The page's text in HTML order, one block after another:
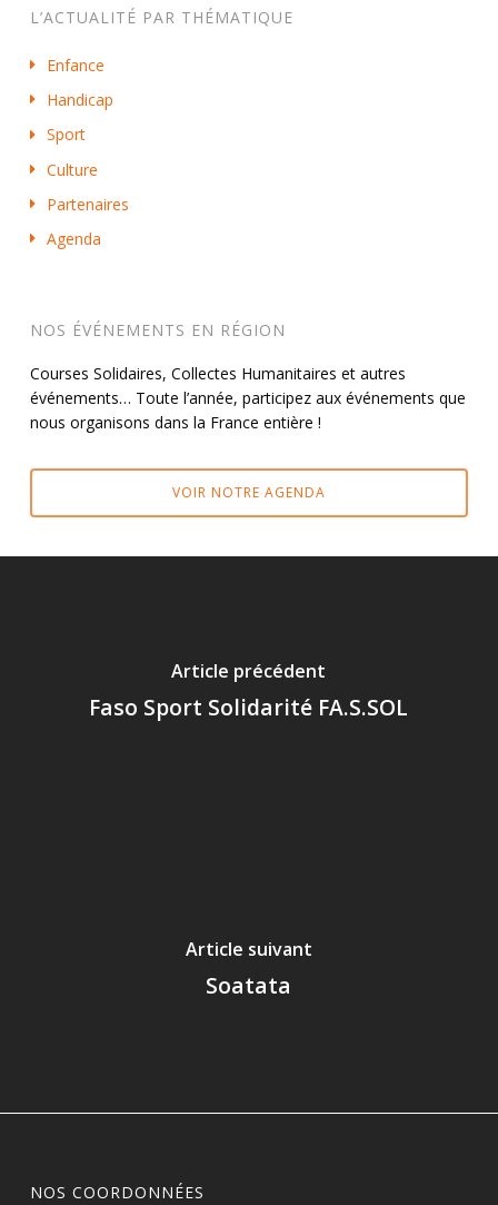
L’ACTUALITÉ PAR THÉMATIQUE
Enfance
Handicap
Sport
Culture
Partenaires
Agenda
NOS ÉVÉNEMENTS EN RÉGION
Courses Solidaires, Collectes Humanitaires et autres
événements… Toute l’année, participez aux événements que
nous organisons dans la France entière !
VOIR NOTRE AGENDA
Article précédent
Faso Sport Solidarité FA.S.SOL
Article suivant
Soatata
NOS COORDONNÉES